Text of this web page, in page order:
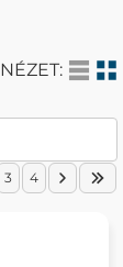
NÉZET:
3 4